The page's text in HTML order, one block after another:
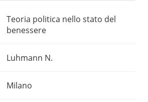
Teoria politica nello stato del
benessere
Luhmann N.
Milano